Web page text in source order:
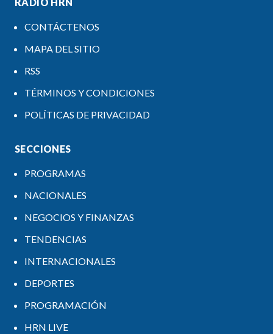
RADIO HRN
CONTÁCTENOS
MAPA DEL SITIO
RSS
TÉRMINOS Y CONDICIONES
POLÍTICAS DE PRIVACIDAD
SECCIONES
PROGRAMAS
NACIONALES
NEGOCIOS Y FINANZAS
TENDENCIAS
INTERNACIONALES
DEPORTES
PROGRAMACIÓN
HRN LIVE